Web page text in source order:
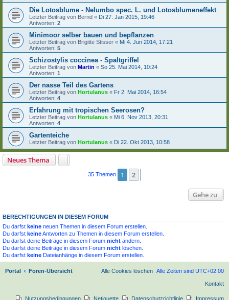
Die Lotosblume - Nelumbo spec. L. und Lotosblumeneffekt
Letzter Beitrag von Bernd « Di 27. Jan 2015, 19:46
Antworten: 2
Minimoor selber bauen und bepflanzen
Letzter Beitrag von Brigitte Stisser « Mi 4. Jun 2014, 17:21
Antworten: 5
Schizostylis coccinea - Spaltgriffel
Letzter Beitrag von Martin « So 25. Mai 2014, 10:24
Antworten: 1
Der nasse Teil des Gartens
Letzter Beitrag von Hortulanus « Fr 2. Mai 2014, 16:54
Antworten: 4
Erfahrung mit tropischen Seerosen?
Letzter Beitrag von Hortulanus « Mi 6. Nov 2013, 20:31
Antworten: 4
Gartenteiche
Letzter Beitrag von Hortulanus « Di 22. Okt 2013, 10:58
Neues Thema
35 Themen 1 2
Gehe zu
BERECHTIGUNGEN IN DIESEM FORUM
Du darfst keine neuen Themen in diesem Forum erstellen.
Du darfst keineAntworten zu Themen in diesem Forum erstellen.
Du darfst deine Beiträge in diesem Forum nicht ändern.
Du darfst deine Beiträge in diesem Forum nicht löschen.
Du darfst keine Dateianhänge in diesem Forum erstellen.
Portal Foren-Übersicht Alle Zeiten sind UTC+02:00
Alle Cookies löschen
Kontakt
Impressum
Datenschutzrichtlinie
Netiquette
Nutzungsbedingungen